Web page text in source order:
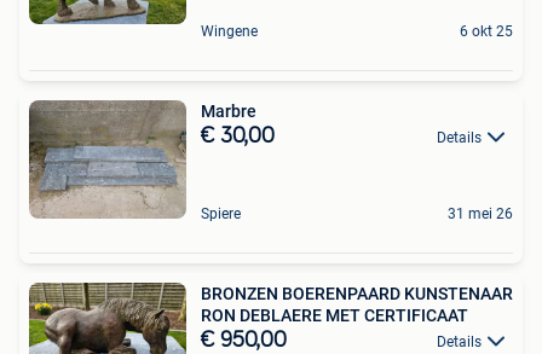
Wingene 6 okt 25
Marbre
€ 30,00 Details
Spiere 31 mei 26
BRONZEN BOERENPAARD KUNSTENAAR
RON DEBLAERE MET CERTIFICAAT
€ 950,00 Details